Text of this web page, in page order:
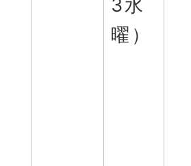
3水
曜）